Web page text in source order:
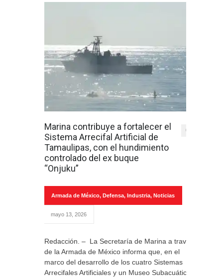
Marina contribuye a fortalecer el
Sistema Arrecifal Artificial de
Tamaulipas, con el hundimiento
controlado del ex buque
“Onjuku”
0
Armada de México, Defensa, Industria, Noticias
mayo 13, 2026
Redacción. – La Secretaría de Marina a través
de la Armada de México informa que, en el
marco del desarrollo de los cuatro Sistemas
Arrecifales Artificiales y un Museo Subacuático,